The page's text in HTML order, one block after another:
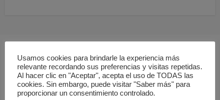
Descripción
¿QUÉ INCLUYE LA OFERTA?
Usamos cookies para brindarle la experiencia más
relevante recordando sus preferencias y visitas repetidas.
Al hacer clic en "Aceptar", acepta el uso de TODAS las
cookies. Sin embargo, puede visitar "Saber más" para
proporcionar un consentimiento controlado.